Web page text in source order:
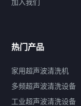
产品标签
鼓泡 升降 抛动
带加热
功率可调
双波脱气
机械旋钮
加入我们
热门产品
家用超声波清洗机
多频超声波清洗设备
工业超声波清洗设备